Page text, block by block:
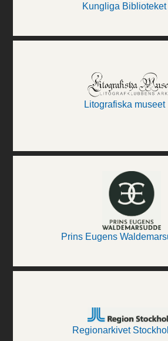
Kungliga Biblioteket
Litografiska museet
Prins Eugens
Regionarkivet